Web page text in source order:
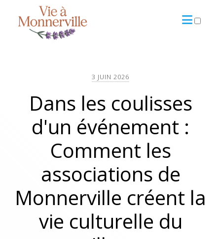
3 JUIN 2026
Dans les coulisses
d'un événement :
Comment les
associations de
Monnerville créent la
vie culturelle du